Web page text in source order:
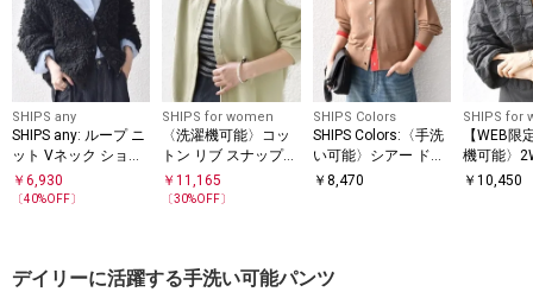
SHIPS any
SHIPS any: ループ ニ
ット Vネック ショー
ト カーディガン
￥ 6,930
〔40%OFF〕
SHIPS for women
〈洗濯機可能〉コッ
トン リブ スナップ
ボタン カーディガン
￥11,165
〔30%OFF〕
SHIPS Colors
SHIPS Colors:〈手洗
い可能〉シアー ドッ
トボタン 配色ニット
￥ 8,470
SHIPS for
【WEB限
機可能〉
ワー ジャ
￥10,450
デイリーに活躍する手洗い可能パンツ